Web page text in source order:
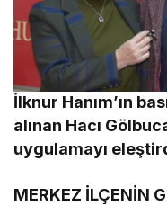
İlknur Hanım’ın
alınan Hacı
uygulamayı
MERKEZ İLÇENİN